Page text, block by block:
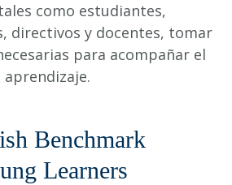
como estudiantes,
directivos y docentes, tomar
para acompañar el
aprendizaje.
Benchmark
Learners